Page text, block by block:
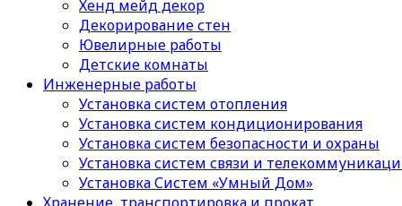
Хенд мейд декор
Декорирование стен
Ювелирные работы
Детские комнаты
Инженерные работы
Установка систем отопления
Установка систем кондиционирования
Установка систем безопасности и охраны
Установка систем связи и
Установка Систем «Умный Дом»